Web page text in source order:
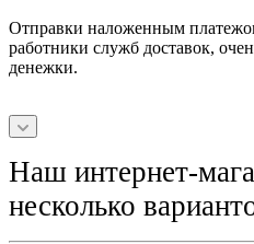
Отправки наложенным
работники служб доставок,
денежки.
Наш интернет-
несколько